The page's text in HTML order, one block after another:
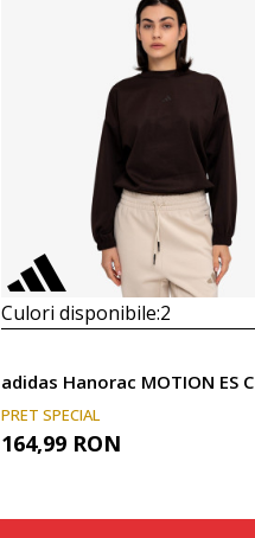
Culori disponibile:2
adidas Hanorac MOTION ES
PRET SPECIAL
164,99 RON